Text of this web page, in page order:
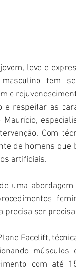
leve e
tem
o
e respeitar as
Maurício,
Com
de homens
artificiais.
uma
precisa ser
Facelift,
com até